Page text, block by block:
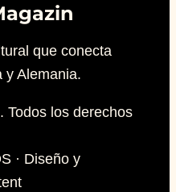
que conecta
y Alemania.
Todos los derechos
· Diseño y